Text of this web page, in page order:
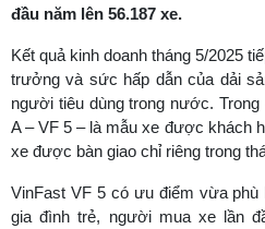
đầu năm lên 56.187 xe.
Kết quả kinh doanh tháng 5/2025
trưởng và sức hấp dẫn của dải
người tiêu dùng trong nước.
A – VF 5 – là mẫu xe được khách
xe được bàn giao chỉ riêng trong
VinFast VF 5 có ưu điểm vừa
gia đình trẻ, người mua xe lần